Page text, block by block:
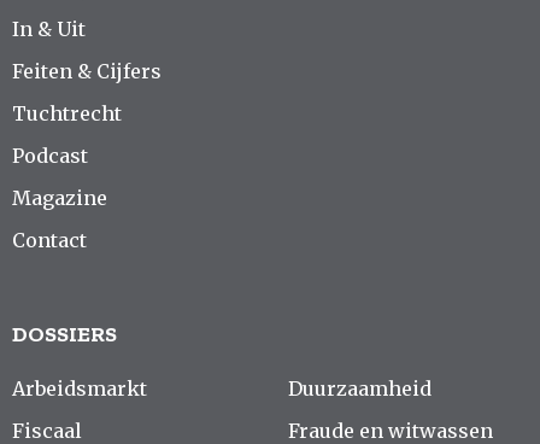
In & Uit
Feiten & Cijfers
Tuchtrecht
Podcast
Magazine
Contact
DOSSIERS
Arbeidsmarkt
Fiscaal
Duurzaamheid
Fraude en witwassen